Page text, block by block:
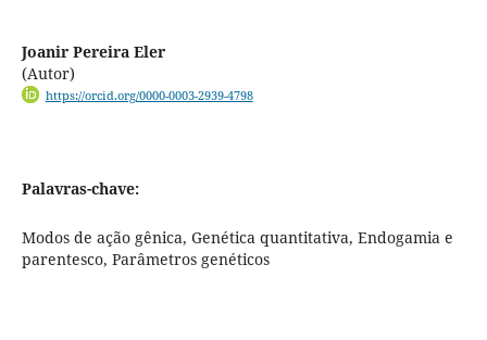
Joanir Pereira Eler
(Autor)
https://orcid.org/0000-0003-2939-4798
Palavras-chave:
Modos de ação gênica, Genética quantitativa, Endogamia e
parentesco, Parâmetros genéticos